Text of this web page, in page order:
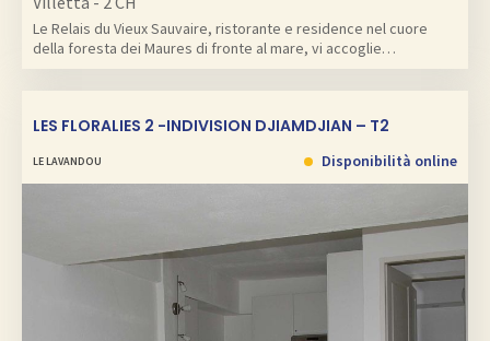
Le Relais du Vieux Sauvaire, ristorante e residence nel cuore
della foresta dei Maures di fronte al mare, vi accoglie…
LES FLORALIES 2 -INDIVISION DJIAMDJIAN – T2
LE LAVANDOU Disponibilità online